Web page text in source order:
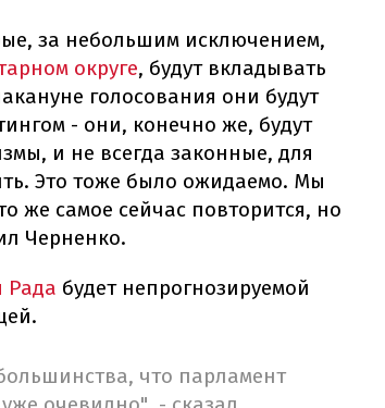
за небольшим исключением,
округе, будут вкладывать
голосования они будут
- они, конечно же, будут
и не всегда законные, для
Это тоже было ожидаемо. Мы
же самое сейчас повторится, но
Черненко.
Рада будет непрогнозируемой
что парламент